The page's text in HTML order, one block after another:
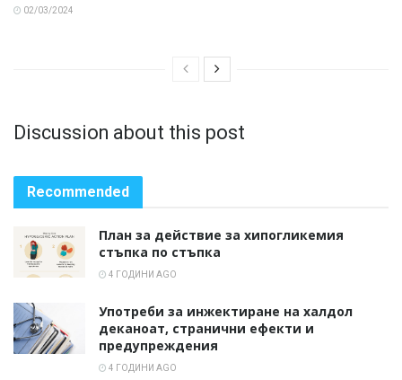
02/03/2024
Discussion about this post
Recommended
План за действие за хипогликемия
стъпка по стъпка
4 ГОДИНИ AGO
Употреби за инжектиране на халдол
деканоат, странични ефекти и
предупреждения
4 ГОДИНИ AGO